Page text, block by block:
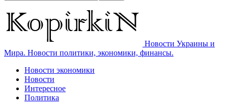
Новости Украины и
Мира. Новости политики, экономики, финансы.
Новости экономики
Новости
Интересное
Политика